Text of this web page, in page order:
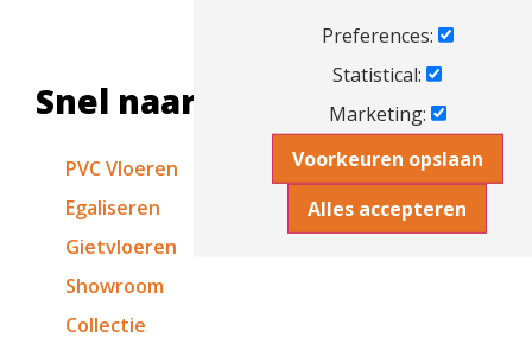
Snel naar
PVC Vloeren
Egaliseren
Gietvloeren
Showroom
Collectie
Preferences:
Statistical:
Marketing:
Voorkeuren opslaan
Alles accepteren